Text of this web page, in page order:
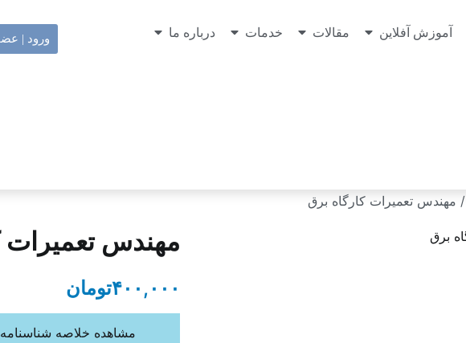
آموزش آفلاین مقالات خدمات درباره ما ورود |
/ مهندس تعمیرات کارگاه برق
مهندس تعمیرات
۴۰۰,۰۰۰تومان
مشاهده خلاصه